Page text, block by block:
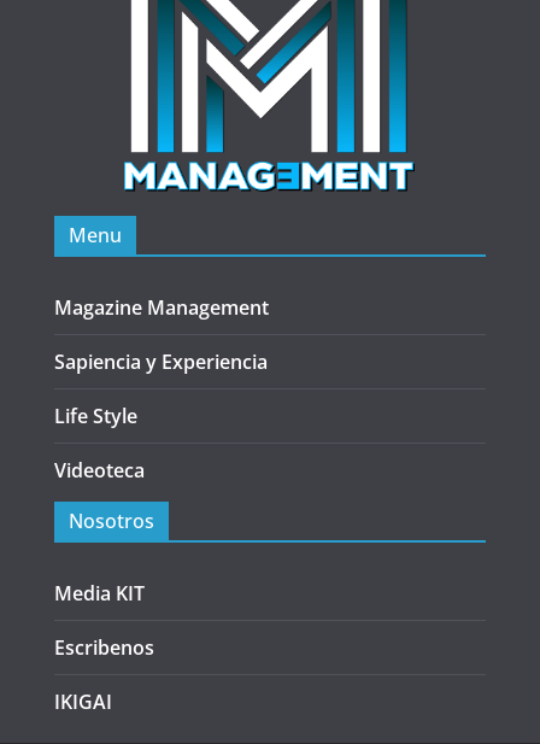
Menu
Magazine Management
Sapiencia y Experiencia
Life Style
Videoteca
Nosotros
Media KIT
Escribenos
IKIGAI